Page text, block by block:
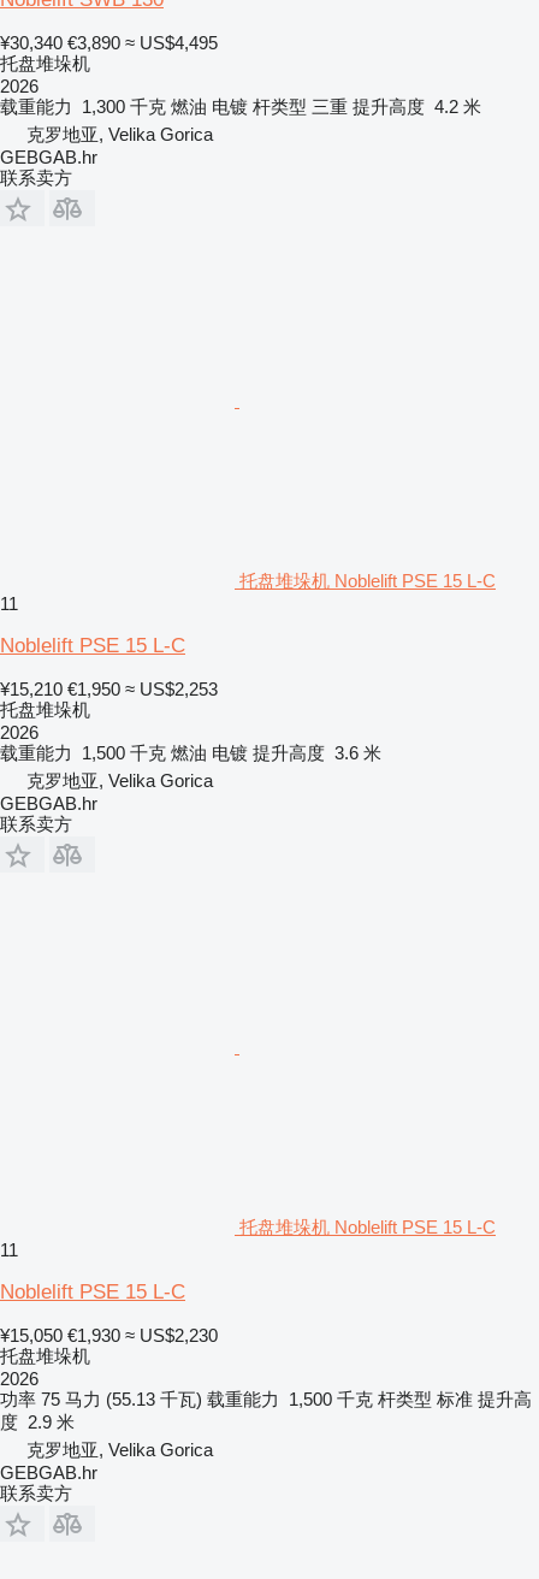
¥30,340 €3,890 ≈ US$4,495
托盘堆垛机
2026
载重能力
1,300 千克 燃油 电镀 杆类型 三重 提升高度 4.2 米
克罗地亚, Velika Gorica
GEBGAB.hr
联系卖方
托盘堆垛机 Noblelift PSE 15 L-C
11
Noblelift PSE 15 L-C
¥15,210 €1,950 ≈ US$2,253
托盘堆垛机
2026
载重能力
1,500 千克 燃油 电镀 提升高度 3.6 米
克罗地亚, Velika Gorica
GEBGAB.hr
联系卖方
托盘堆垛机 Noblelift PSE 15 L-C
11
Noblelift PSE 15 L-C
¥15,050 €1,930 ≈ US$2,230
托盘堆垛机
2026
功率 75 马力 (55.13 千瓦) 载重能力 1,500 千克 杆类型 标准 提升高
度 2.9 米
克罗地亚, Velika Gorica
GEBGAB.hr
联系卖方